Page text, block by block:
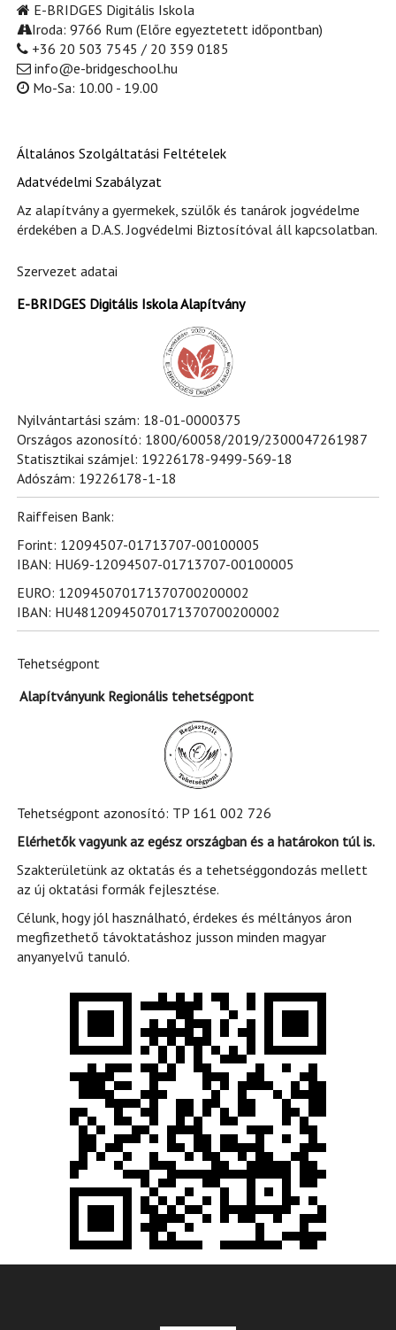
E-BRIDGES Digitális Iskola
Iroda: 9766 Rum (Előre egyeztetett időpontban)
+36 20 503 7545 / 20 359 0185
info@e-bridgeschool.hu
Mo-Sa: 10.00 - 19.00
Általános Szolgáltatási Feltételek
Adatvédelmi Szabályzat
Az alapítvány a gyermekek, szülők és tanárok jogvédelme
érdekében a D.A.S. Jogvédelmi Biztosítóval áll kapcsolatban.
Szervezet adatai
E-BRIDGES Digitális Iskola Alapítvány
Nyilvántartási szám: 18-01-0000375
Országos azonosító: 1800/60058/2019/2300047261987
Statisztikai számjel: 19226178-9499-569-18
Adószám: 19226178-1-18
Raiffeisen Bank:
Forint: 12094507-01713707-00100005
IBAN: HU69-12094507-01713707-00100005
EURO: 120945070171370700200002
IBAN: HU48120945070171370700200002
Tehetségpont
Alapítványunk Regionális tehetségpont
Tehetségpont azonosító: TP 161 002 726
Elérhetők vagyunk az egész országban és a határokon túl is.
Szakterületünk az oktatás és a tehetséggondozás mellett
az új oktatási formák fejlesztése.
Célunk, hogy jól használható, érdekes és méltányos áron
megfizethető távoktatáshoz jusson minden magyar
anyanyelvű tanuló.